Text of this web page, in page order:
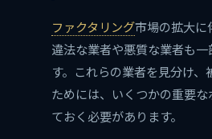
ファクタリング市場の拡大に
違法な業者や悪質な業者も
す。これらの業者を見分け、
ためには、いくつかの重要
ておく必要があります。